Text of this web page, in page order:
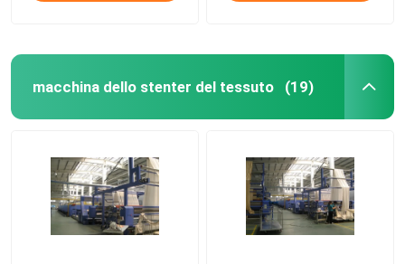
macchina dello stenter del tessuto (19)